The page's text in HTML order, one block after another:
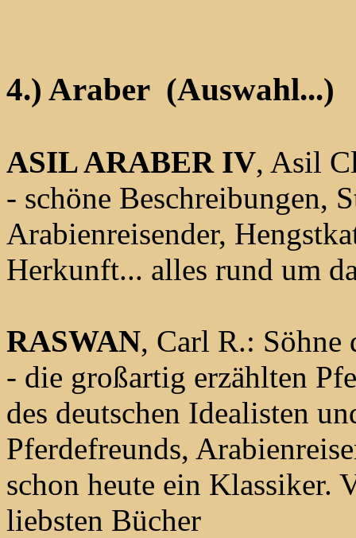
4.) Araber (Auswahl...)
ASIL ARABER IV, Asil
- schöne Beschreibungen,
Arabienreisender,
Herkunft... alles rund um
RASWAN, Carl R.: Söhne
- die großartig erzählten
des deutschen Idealisten
Pferdefreunds,
schon heute ein Klassiker.
liebsten Bücher